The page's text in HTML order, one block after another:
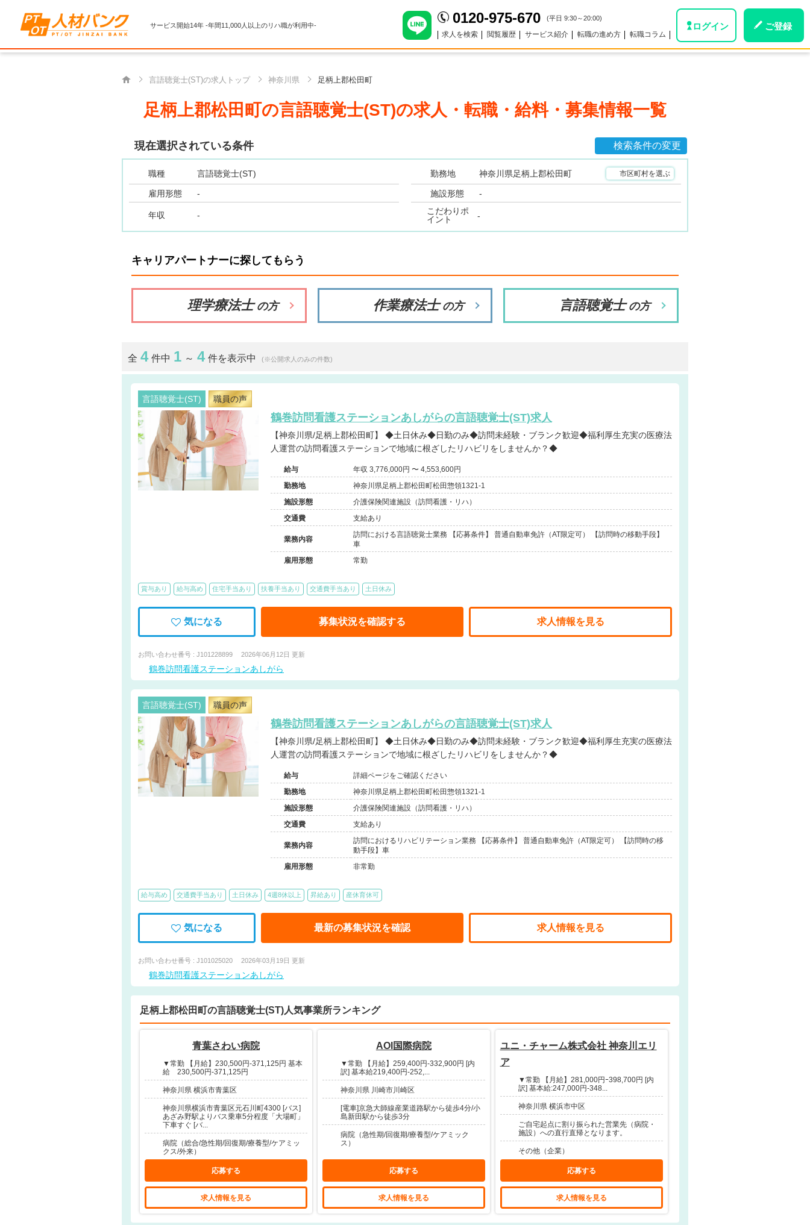
サービス開始14年 -年間11,000人以上のリハ職が利用中- 0120-975-670 (平日 9:30～20:00)
求人を検索 閲覧履歴 サービス紹介 転職の進め方 転職コラム
ログイン ご登録
言語聴覚士(ST)の求人トップ 神奈川県 足柄上郡松田町
足柄上郡松田町の言語聴覚士(ST)の求人・転職・給料・募集情報一覧
現在選択されている条件 検索条件の変更
職種 言語聴覚士(ST) 勤務地 神奈川県足柄上郡松田町 市区町村を選ぶ
雇用形態 - 施設形態 -
年収 -
こだわりポ
イント
-
キャリアパートナーに探してもらう
理学療法士 の方 作業療法士 の方 言語聴覚士 の方
全 4 件中 1 ～ 4 件を表示中 (※公開求人のみの件数)
言語聴覚士(ST) 職員の声
鶴巻訪問看護ステーションあしがらの言語聴覚士(ST)求人
【神奈川県/足柄上郡松田町】 ◆土日休み◆日勤のみ◆訪問未経験・ブランク歓迎◆福利厚生充実の医療法
人運営の訪問看護ステーションで地域に根ざしたリハビリをしませんか？◆
給与
年収 3,776,000円 〜 4,553,600円
勤務地
神奈川県足柄上郡松田町松田惣領1321-1
施設形態
介護保険関連施設（訪問看護・リハ）
交通費
支給あり
業務内容
訪問における言語聴覚士業務 【応募条件】 普通自動車免許（AT限定可） 【訪問時の移動手段】
車
雇用形態
常勤
賞与あり 給与高め 住宅手当あり 扶養手当あり 交通費手当あり 土日休み
気になる 募集状況を確認する 求人情報を見る
お問い合わせ番号 : J101228899 2026年06月12日 更新
鶴巻訪問看護ステーションあしがら
言語聴覚士(ST) 職員の声
鶴巻訪問看護ステーションあしがらの言語聴覚士(ST)求人
【神奈川県/足柄上郡松田町】 ◆土日休み◆日勤のみ◆訪問未経験・ブランク歓迎◆福利厚生充実の医療法
人運営の訪問看護ステーションで地域に根ざしたリハビリをしませんか？◆
給与
詳細ページをご確認ください
勤務地
神奈川県足柄上郡松田町松田惣領1321-1
施設形態
介護保険関連施設（訪問看護・リハ）
交通費
支給あり
業務内容
訪問におけるリハビリテーション業務 【応募条件】 普通自動車免許（AT限定可） 【訪問時の移
動手段】車
雇用形態
非常勤
給与高め 交通費手当あり 土日休み 4週8休以上 昇給あり 産休育休可
気になる 最新の募集状況を確認 求人情報を見る
お問い合わせ番号 : J101025020 2026年03月19日 更新
鶴巻訪問看護ステーションあしがら
足柄上郡松田町の言語聴覚士(ST)人気事業所ランキング
青葉さわい病院
▼常勤 【月給】230,500円-371,125円 基本
給 230,500円-371,125円
神奈川県 横浜市青葉区
神奈川県横浜市青葉区元石川町4300 [バス]
あざみ野駅よりバス乗車5分程度「大場町」
下車すぐ [バ...
病院（総合/急性期/回復期/療養型/ケアミッ
クス/外来）
応募する
求人情報を見る
AOI国際病院
▼常勤 【月給】259,400円-332,900円 [内
訳] 基本給219,400円-252,...
神奈川県 川崎市川崎区
[電車]京急大師線産業道路駅から徒歩4分/小
島新田駅から徒歩3分
病院（急性期/回復期/療養型/ケアミック
ス）
応募する
求人情報を見る
ユニ・チャーム株式会社 神奈川エリ
ア
▼常勤 【月給】281,000円ｰ398,700円 [内
訳] 基本給:247,000円-348...
神奈川県 横浜市中区
ご自宅起点に割り振られた営業先（病院・
施設）への直行直帰となります。
その他（企業）
応募する
求人情報を見る